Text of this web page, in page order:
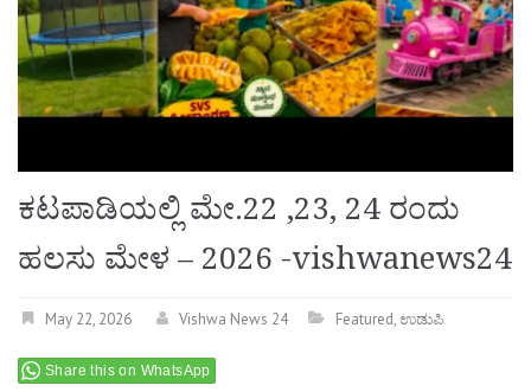
ಕಟಪಾಡಿಯಲ್ಲಿ ಮೇ.22 ,23, 24 ರಂದು
ಹಲಸು ಮೇಳ – 2026 -vishwanews24
May 22, 2026 Vishwa News 24 Featured,ಉಡುಪಿ
Share this on WhatsApp